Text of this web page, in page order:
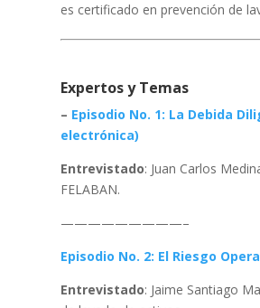
es certificado en prevención de
Expertos y Temas
– Episodio No. 1: La Debida
electrónica)
Entrevistado: Juan Carlos
FELABAN.
—————————–
Episodio No. 2: El Riesgo
Entrevistado: Jaime Santiago